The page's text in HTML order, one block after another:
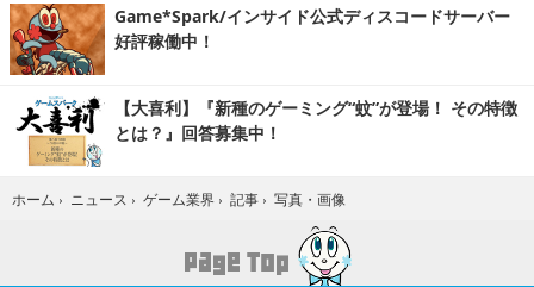
Game*Spark/インサイド公式ディスコードサーバー
好評稼働中！
【大喜利】『新種のゲーミング“蚊”が登場！ その特徴
とは？』回答募集中！
ホーム › ニュース › ゲーム業界 › 記事 › 写真・画像